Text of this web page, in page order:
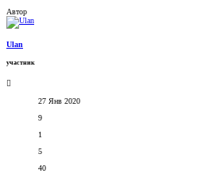
Автор
Ulan
участник
27 Янв 2020
9
1
5
40